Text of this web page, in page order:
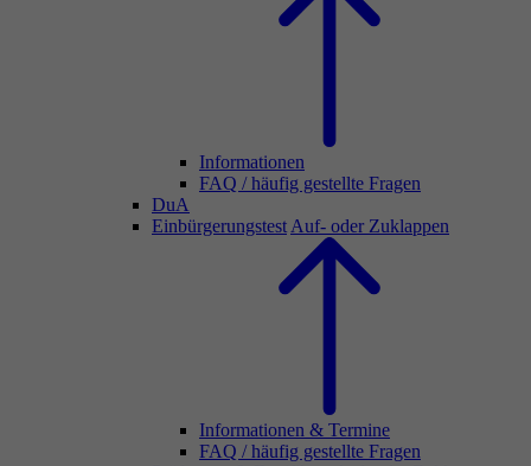
Informationen
FAQ / häufig gestellte Fragen
DuA
Einbürgerungstest Auf- oder Zuklappen
Informationen & Termine
FAQ / häufig gestellte Fragen